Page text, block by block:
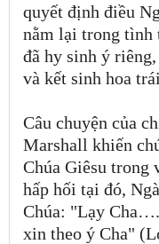
quyết định điều
nằm lại trong tình
đã hy sinh ý
và kết sinh hoa
Câu chuyện của
Marshall khiến
Chúa Giêsu
hấp hối tại đó,
Chúa: "Lạy
xin theo ý Cha"